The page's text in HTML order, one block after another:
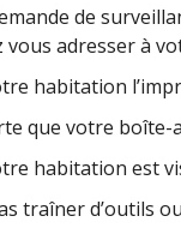
de
vous adresser à
habitation
que votre
habitation est
traîner d’outils